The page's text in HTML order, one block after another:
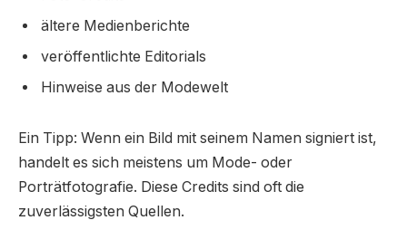
ältere Medienberichte
veröffentlichte Editorials
Hinweise aus der Modewelt
Ein Tipp: Wenn ein Bild mit seinem Namen signiert ist,
handelt es sich meistens um Mode- oder
Porträtfotografie. Diese Credits sind oft die
zuverlässigsten Quellen.